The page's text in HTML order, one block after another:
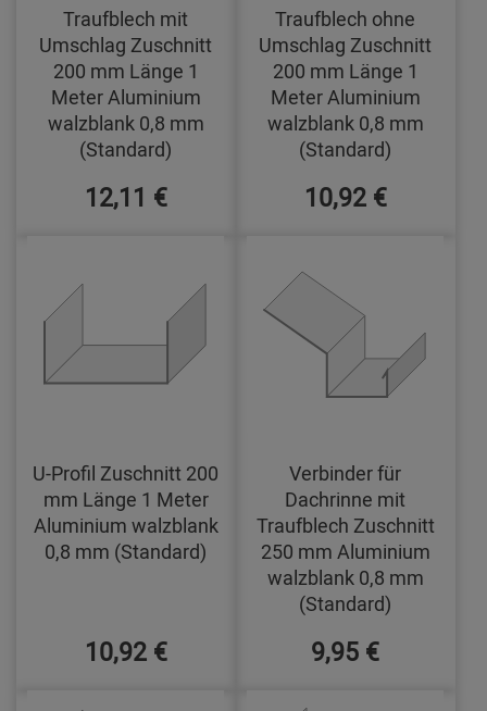
Traufblech mit
Umschlag Zuschnitt
200 mm Länge 1
Meter Aluminium
walzblank 0,8 mm
(Standard)
12,11 €
Traufblech ohne
Umschlag Zuschnitt
200 mm Länge 1
Meter Aluminium
walzblank 0,8 mm
(Standard)
10,92 €
U-Profil Zuschnitt 200
mm Länge 1 Meter
Aluminium walzblank
0,8 mm (Standard)
10,92 €
Verbinder für
Dachrinne mit
Traufblech Zuschnitt
250 mm Aluminium
walzblank 0,8 mm
(Standard)
9,95 €